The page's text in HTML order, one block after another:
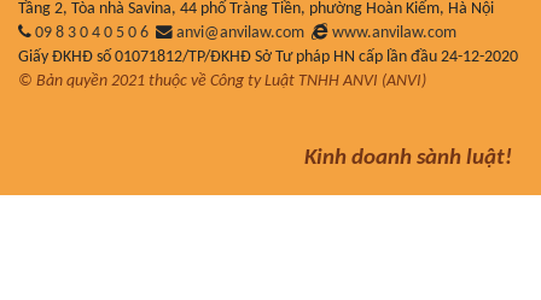
Tầng 2, Tòa nhà Savina, 44 phố Tràng Tiền, phường Hoàn Kiếm, Hà Nội
09 8 3 0 4 0 5 0 6
anvi@anvilaw.com
www.anvilaw.com
Giấy ĐKHĐ số 01071812/TP/ĐKHĐ Sở Tư pháp HN cấp lần đầu 24-12-2020
© Bản quyền 2021 thuộc về Công ty Luật TNHH ANVI (ANVI)
Kinh doanh sành luật!